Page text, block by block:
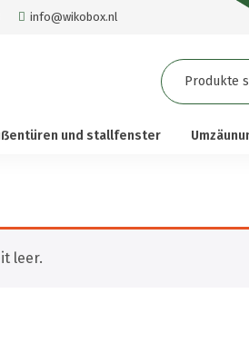
info@wikobox.nl
Suchen
nach:
und stallfenster
leer.